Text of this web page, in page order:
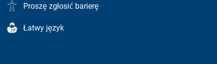
Proszę zgłosić barierę
Łatwy język